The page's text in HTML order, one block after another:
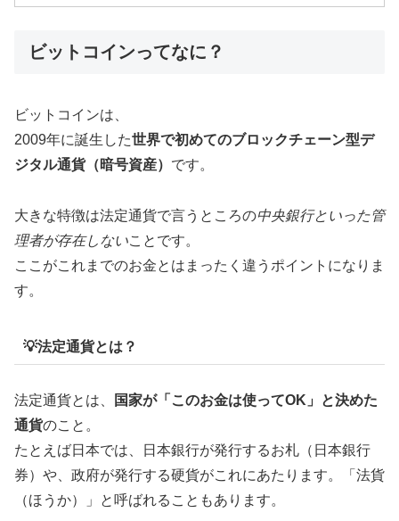
ビットコインってなに？
ビットコインは、
2009年に誕生した世界で初めてのブロックチェーン型デ
ジタル通貨（暗号資産） です。
大きな特徴は法定通貨で言うところの中央銀行といった管
理者が存在しないことです。
ここがこれまでのお金とはまったく違うポイントになりま
す。
💡法定通貨とは？
法定通貨とは、
国家が「このお金は使ってOK」と決めた
通貨のこと。
たとえば日本では、日本銀行が発行するお札（日本銀行
券）や、政府が発行する硬貨がこれにあたります。「法貨
（ほうか）」と呼ばれることもあります。